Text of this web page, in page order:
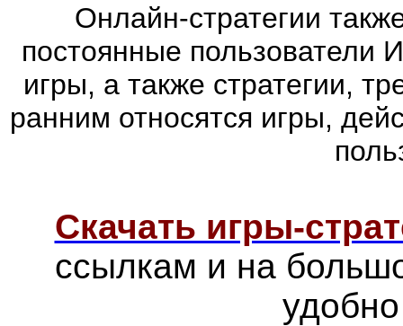
Онлайн-стратегии
постоянные пользователи
игры, а также стратегии,
ранним относятся игры,
Скачать игры-
ссылкам и на